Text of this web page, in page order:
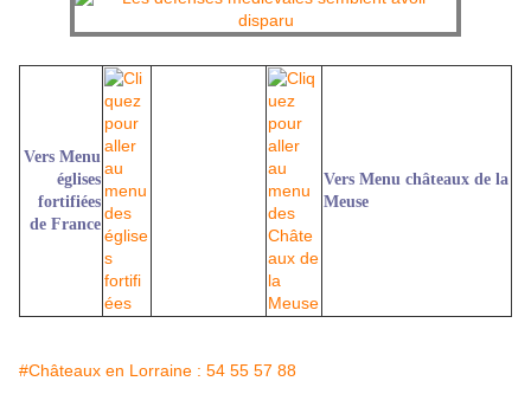
Vers Menu
églises
fortifiées
de France
Vers Menu châteaux de la
Meuse
#Châteaux en Lorraine : 54 55 57 88